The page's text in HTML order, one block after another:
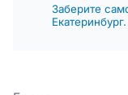
Заберите
Екатеринбург.